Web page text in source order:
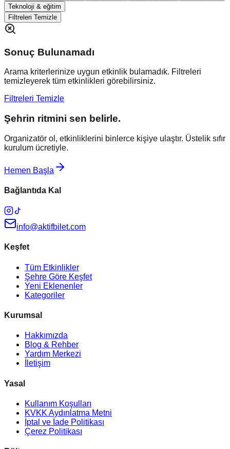
Teknoloji & eğitim
Filtreleri Temizle
Sonuç Bulunamadı
Arama kriterlerinize uygun etkinlik bulamadık. Filtreleri
temizleyerek tüm etkinlikleri görebilirsiniz.
Filtreleri Temizle
Şehrin ritmini sen belirle.
Organizatör ol, etkinliklerini binlerce kişiye ulaştır. Üstelik sıfır
kurulum ücretiyle.
Hemen Başla
Bağlantıda Kal
info@aktifbilet.com
Keşfet
Tüm Etkinlikler
Şehre Göre Keşfet
Yeni Eklenenler
Kategoriler
Kurumsal
Hakkımızda
Blog & Rehber
Yardım Merkezi
İletişim
Yasal
Kullanım Koşulları
KVKK Aydınlatma Metni
İptal ve İade Politikası
Çerez Politikası